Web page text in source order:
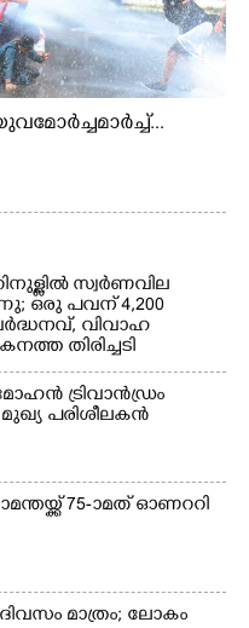
സ്വർണവില
ഒരു പവന് 4,200
വിവാഹ
തിരിച്ചടി
ട്രിവാൻഡ്രം
പരിശീലകൻ
75-ാമത് ഓണററി
മാത്രം; ലോകം